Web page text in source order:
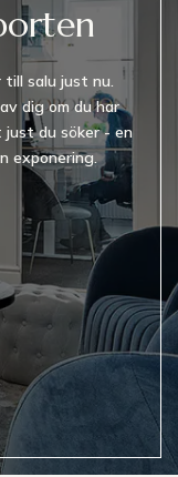
salu just nu.
dig om du har
du söker - en
exponering.